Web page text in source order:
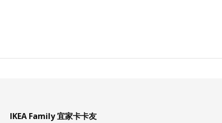
IKEA Family 宜家卡卡友